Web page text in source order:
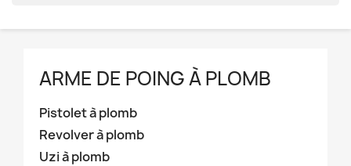
ARME DE POING À PLOMB
Pistolet à plomb
Revolver à plomb
Uzi à plomb